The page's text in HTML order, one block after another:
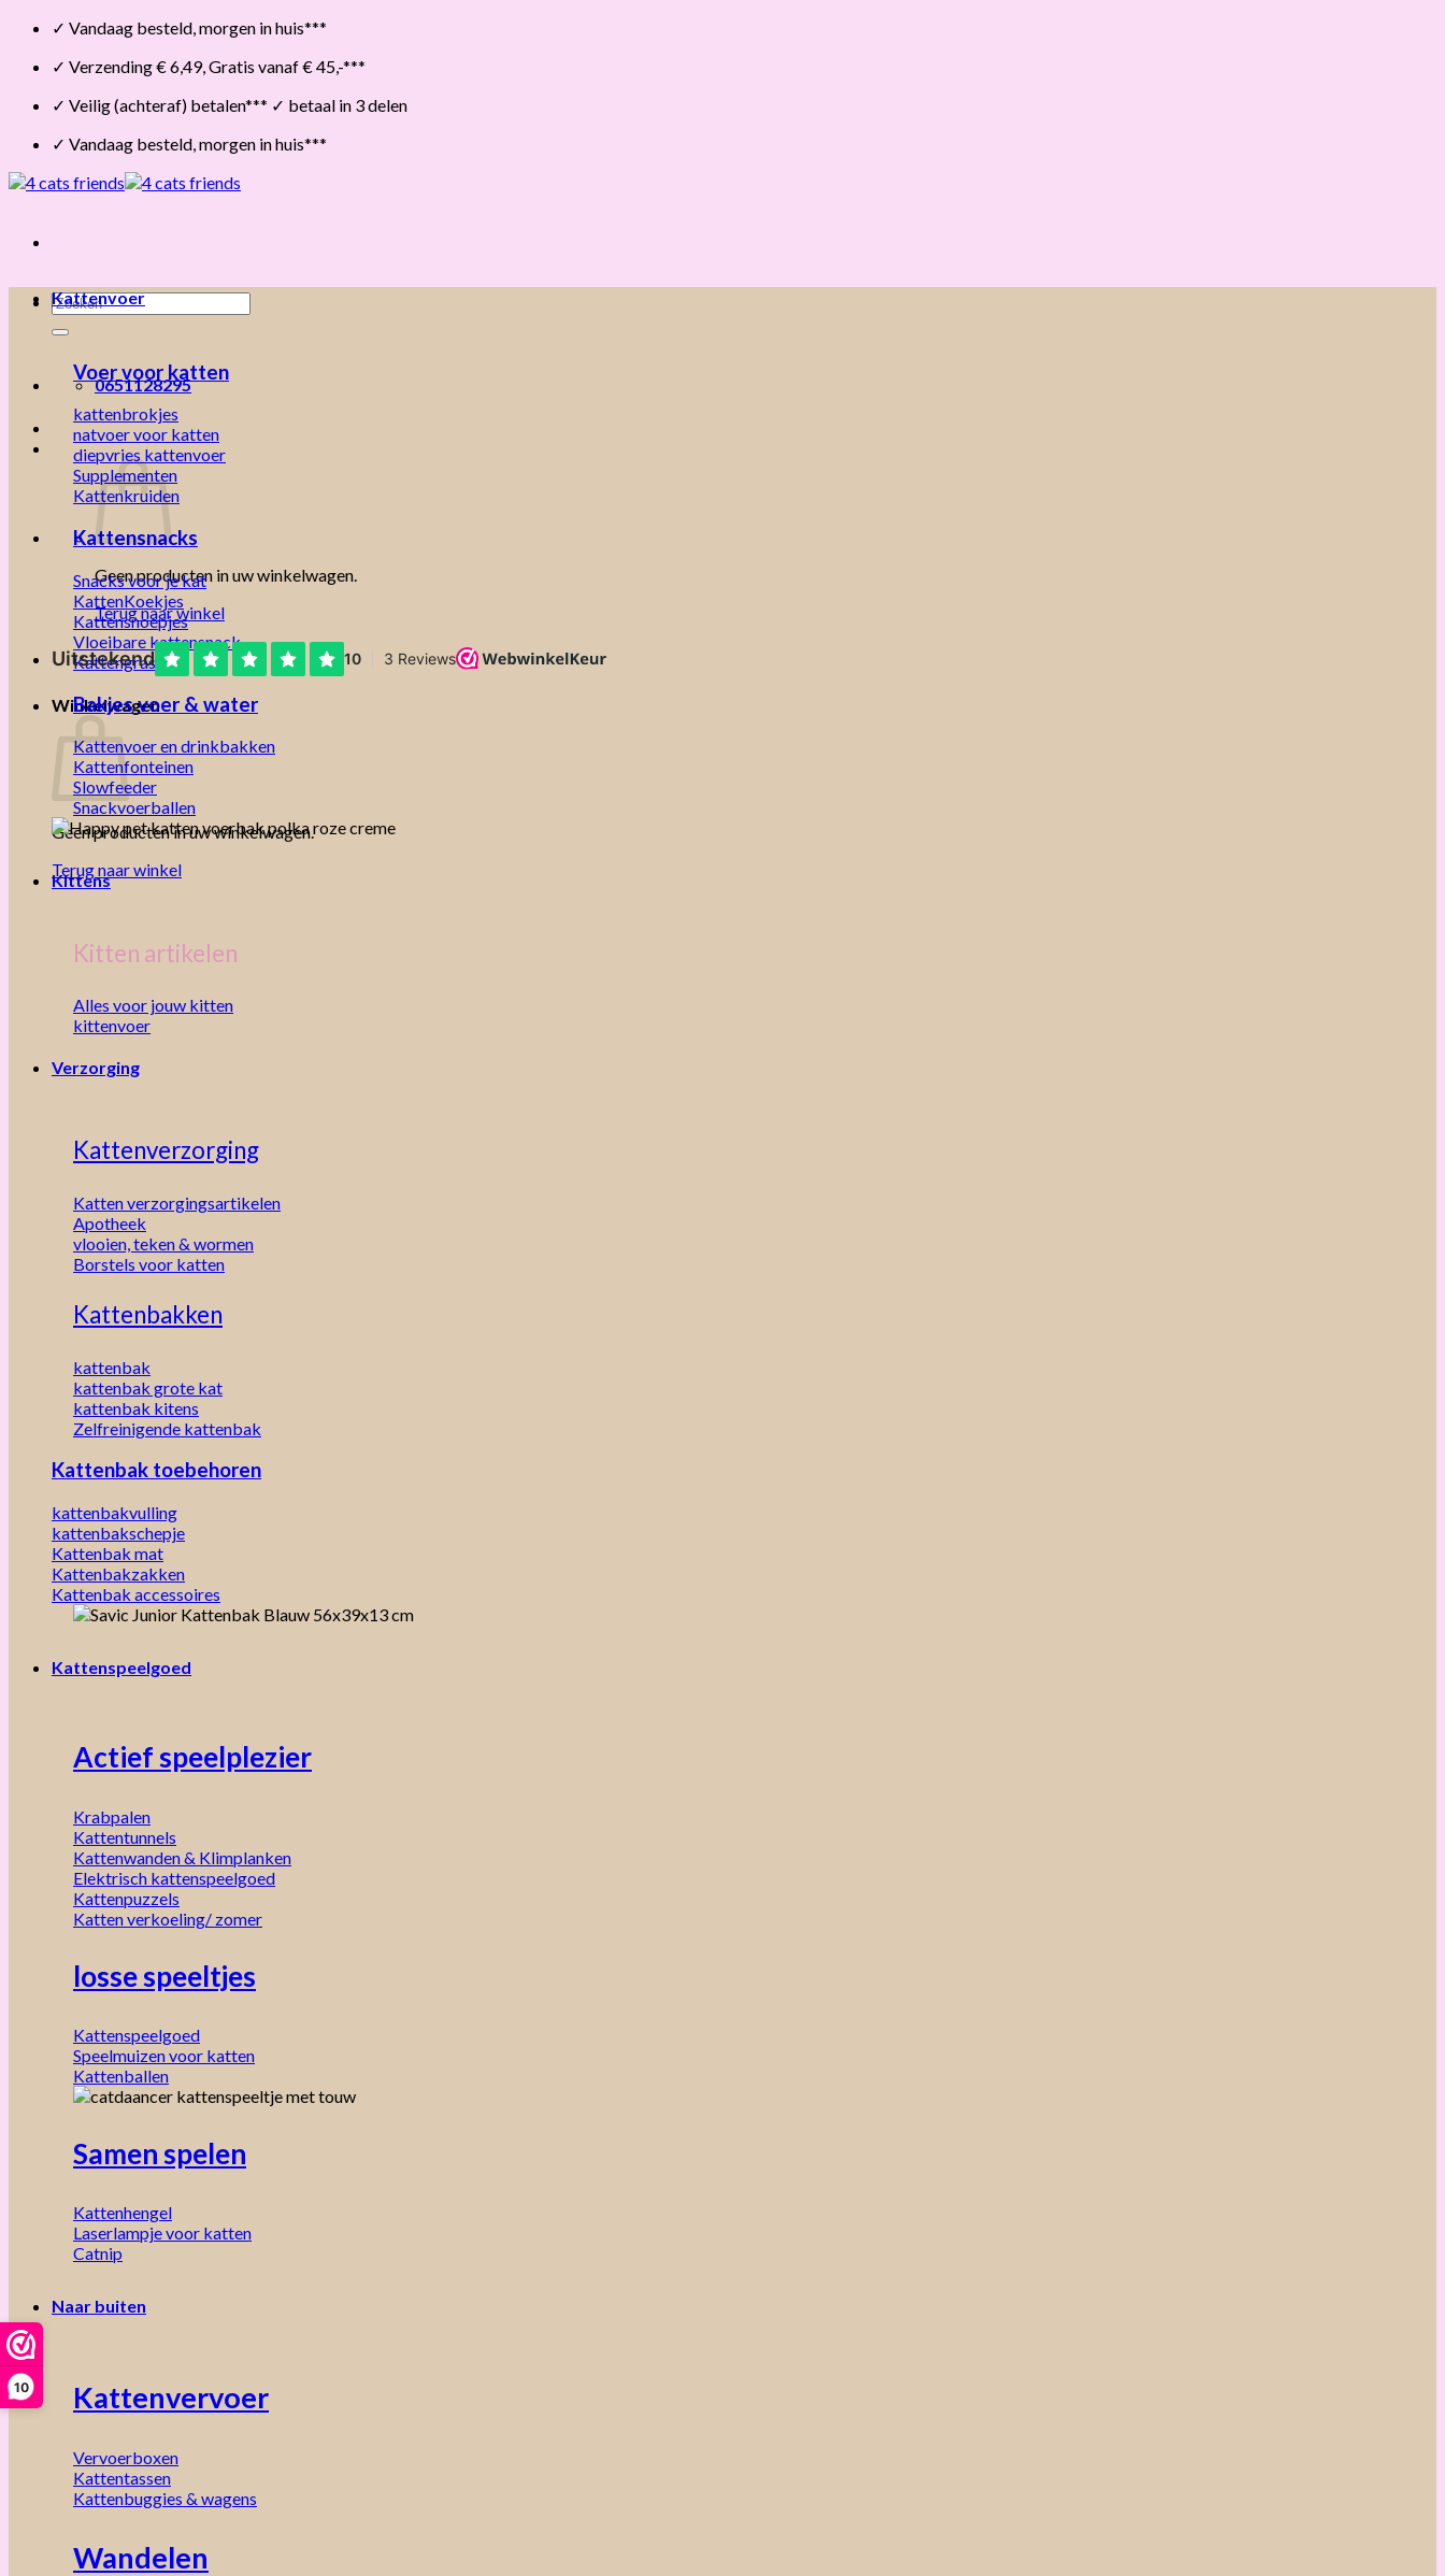
10
Skip
content
✓ Vandaag besteld, morgen in huis***
✓ Verzending € 6,49, Gratis vanaf € 45,-***
✓ Veilig (achteraf) betalen*** ✓ betaal in 3 delen
✓ Vandaag besteld, morgen in huis***
Zoeken
naar:
0651128295
Geen producten in uw winkelwagen.
Terug naar winkel
Winkelwagen
Geen producten in uw winkelwagen.
Terug naar winkel
Kattenvoer
Voer voor katten
kattenbrokjes
natvoer voor katten
diepvries kattenvoer
Supplementen
Kattenkruiden
Kattensnacks
Snacks voor je kat
KattenKoekjes
Kattensnoepjes
Vloeibare kattensnack
Kattengras
Bakjes voer & water
Kattenvoer en drinkbakken
Kattenfonteinen
Slowfeeder
Snackvoerballen
Kittens
Kitten artikelen
Alles voor jouw kitten
kittenvoer
Verzorging
Kattenverzorging
Katten verzorgingsartikelen
Apotheek
vlooien, teken & wormen
Borstels voor katten
Kattenbakken
kattenbak
kattenbak grote kat
kattenbak kitens
Zelfreinigende kattenbak
Kattenbak toebehoren
kattenbakvulling
kattenbakschepje
Kattenbak mat
Kattenbakzakken
Kattenbak accessoires
Kattenspeelgoed
Actief speelplezier
Krabpalen
Kattentunnels
Kattenwanden & Klimplanken
Elektrisch kattenspeelgoed
Kattenpuzzels
Katten verkoeling/ zomer
losse speeltjes
Kattenspeelgoed
Speelmuizen voor katten
Kattenballen
Samen spelen
Kattenhengel
Laserlampje voor katten
Catnip
Naar buiten
Kattenvervoer
Vervoerboxen
Kattentassen
Kattenbuggies & wagens
Wandelen